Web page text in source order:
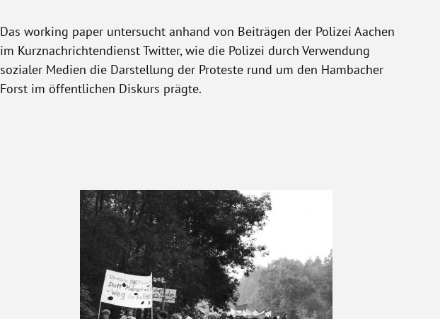
Das working paper untersucht anhand von Beiträgen der Polizei Aachen
im Kurznachrichtendienst Twitter, wie die Polizei durch Verwendung
sozialer Medien die Darstellung der Proteste rund um den Hambacher
Forst im öffentlichen Diskurs prägte.